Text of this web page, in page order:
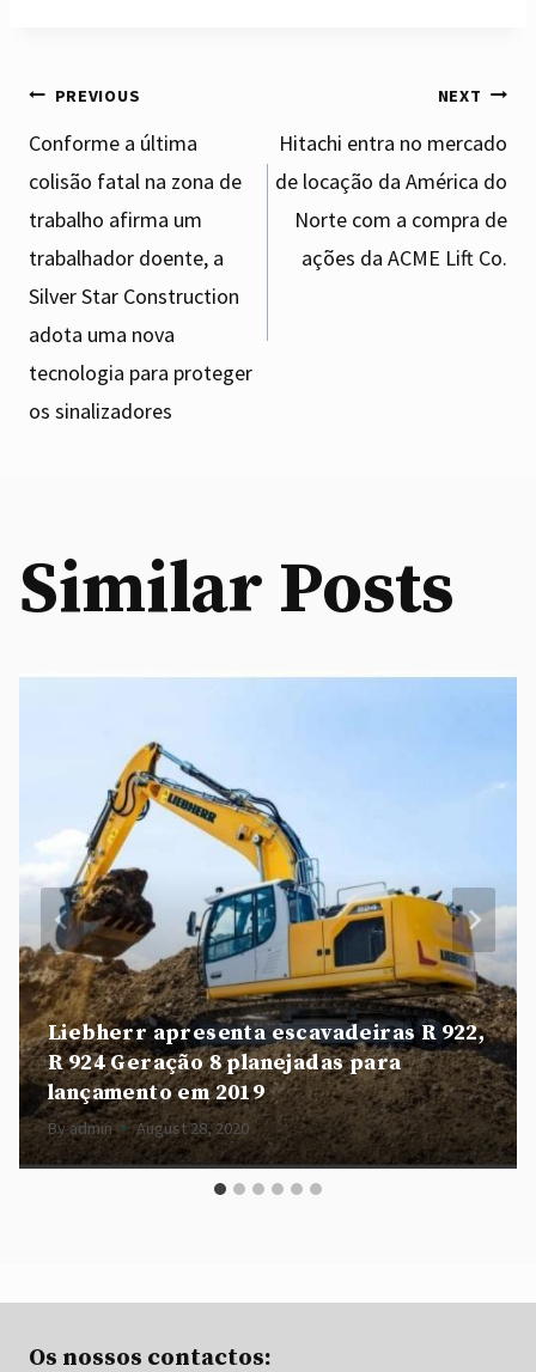
Post
navigation
PREVIOUS
Conforme a última
colisão fatal na zona de
trabalho afirma um
trabalhador doente, a
Silver Star Construction
adota uma nova
tecnologia para proteger
os sinalizadores
NEXT
Hitachi entra no mercado
de locação da América do
Norte com a compra de
ações da ACME Lift Co.
Similar Posts
Liebherr apresenta escavadeiras R 922,
R 924 Geração 8 planejadas para
lançamento em 2019
Byadmin August 28, 2020
Os nossos contactos: